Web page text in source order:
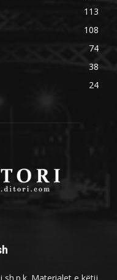
113
108
74
38
24